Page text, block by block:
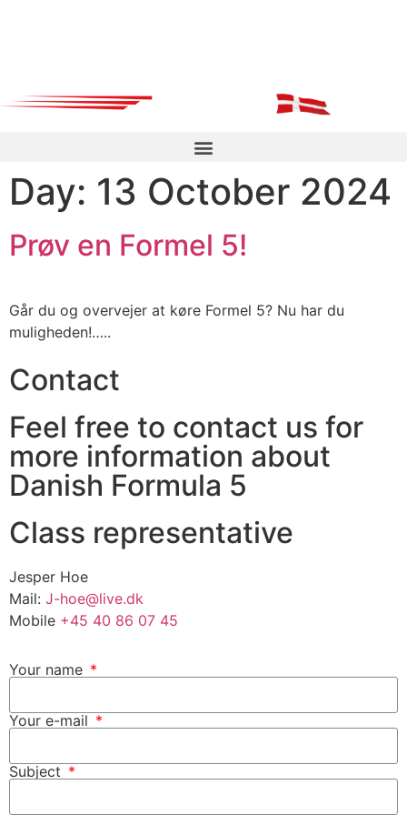
Day: 13 October 2024
Prøv en Formel 5!
Går du og overvejer at køre Formel 5? Nu har du
muligheden!…..
Contact
Feel free to contact us for
more information about
Danish Formula 5
Class representative
Jesper Hoe
Mail: J-hoe@live.dk
Mobile +45 40 86 07 45
Your name
Your e-mail
Subject